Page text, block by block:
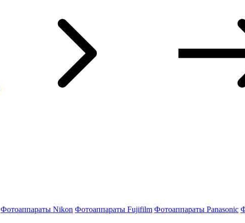
Фотоаппараты Nikon Фотоаппараты Fujifilm Фотоаппараты Panasonic